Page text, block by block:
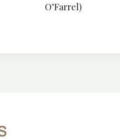
O’Farrel)